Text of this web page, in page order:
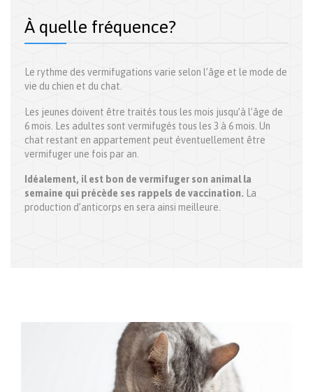
À quelle fréquence?
Le rythme des vermifugations varie selon l’âge et le mode de
vie du chien et du chat.
Les jeunes doivent être traités tous les mois jusqu’à l’âge de
6 mois. Les adultes sont vermifugés tous les 3 à 6 mois. Un
chat restant en appartement peut éventuellement être
vermifuger une fois par an.
Idéalement, il est bon de vermifuger son animal la
semaine qui précède ses rappels de vaccination. La
production d’anticorps en sera ainsi meilleure.